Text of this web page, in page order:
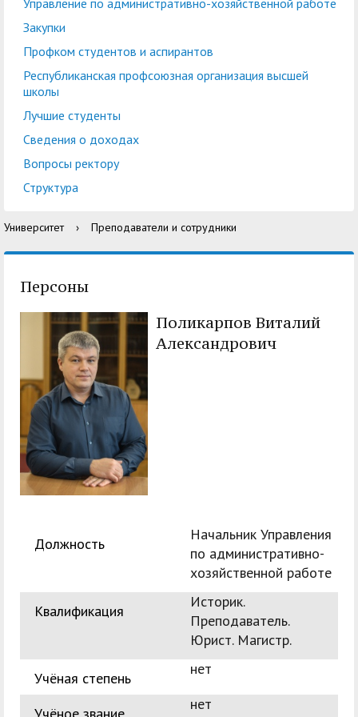
Международная
деятельность
Управление по
административно-
Закупки
Республиканская
организация высшей
школы
Вопросы ректору
Центр тестирования
иностранных граждан
по русскому языку
Центр развития
компетенций
Центр русского языка
представителей)
несовершеннолетних
Образовательный
модуль «Обучение
служением»
Информация о
предоставлении
Управление по административно-хозяйственной работе
Закупки
Профком студентов и аспирантов
Республиканская профсоюзная организация высшей
школы
Лучшие студенты
Сведения о доходах
Вопросы ректору
Структура
Университет › Преподаватели и сотрудники
Персоны
Поликарпов Виталий
Александрович
Должность
Начальник Управления
по административно-
хозяйственной работе
Квалификация
Историк.
Преподаватель.
Юрист. Магистр.
Учёная степень
нет
нет